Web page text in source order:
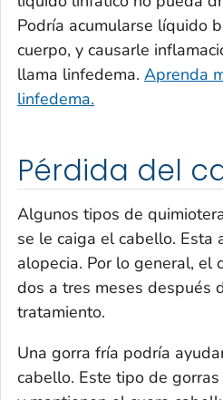
Podría acumularse líquido
cuerpo, y causarle
llama linfedema. Aprenda
linfedema.
Pérdida del
Algunos tipos de
se le caiga el cabello. Esta
alopecia. Por lo general, el
dos a tres meses después
tratamiento.
Una gorra fría podría
cabello. Este tipo de